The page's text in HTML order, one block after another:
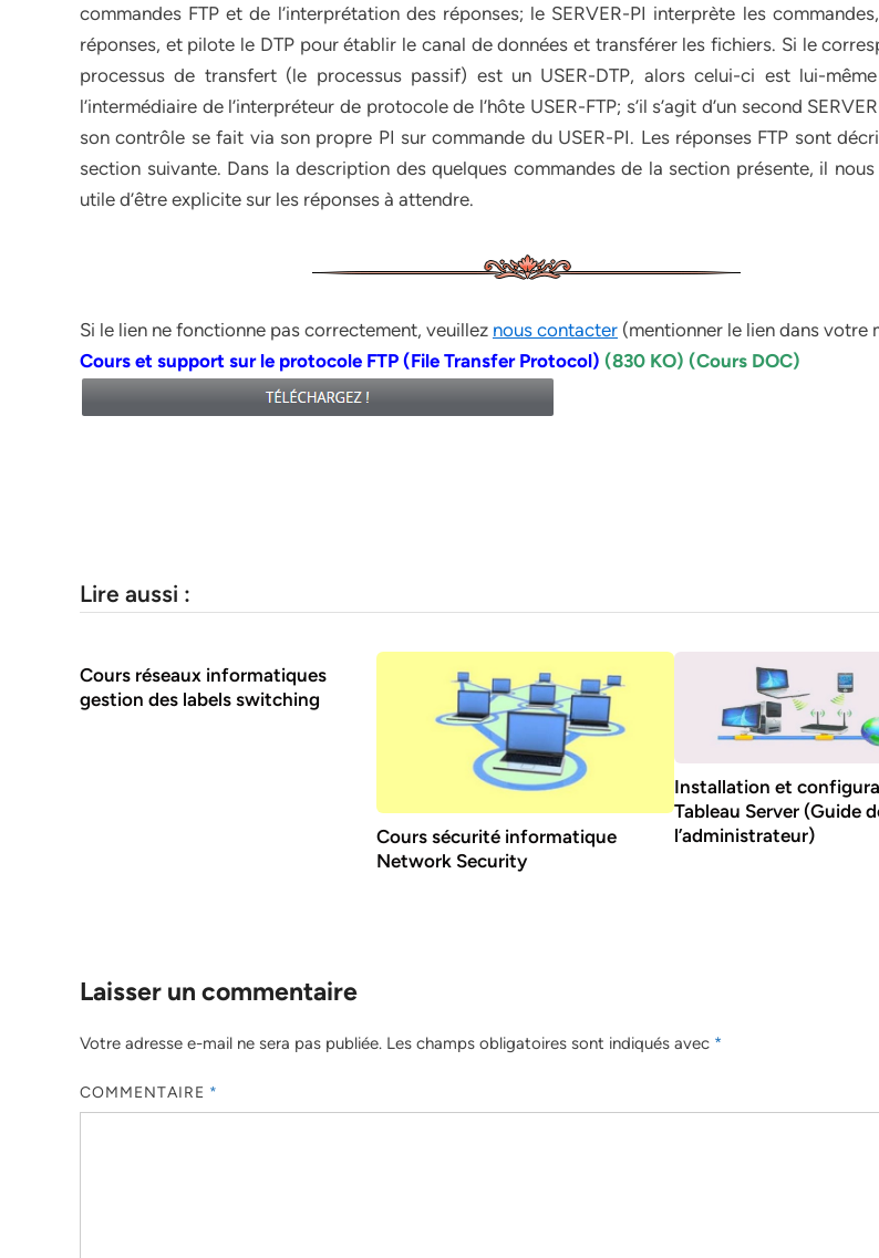
commandes FTP et de l’interprétation des réponses; le SERVER-PI interprète les
réponses, et pilote le DTP pour établir le canal de données et transférer les fichiers. Si le
processus de transfert (le processus passif) est un USER-DTP, alors celui-ci est lui-
l’intermédiaire de l’interpréteur de protocole de l’hôte USER-FTP; s’il s’agit d’un second
son contrôle se fait via son propre PI sur commande du USER-PI. Les réponses FTP sont
section suivante. Dans la description des quelques commandes de la section présente, il
utile d’être explicite sur les réponses à attendre.
Si le lien ne fonctionne pas correctement, veuillez nous contacter (mentionner le lien dans votre
Cours et support sur le protocole FTP (File Transfer Protocol) (830 KO) (Cours DOC)
Lire aussi :
Cours réseaux informatiques
gestion des labels switching
Cours sécurité informatique
Network Security
Installation et
Tableau Server (Guide
l’administrateur)
Laisser un commentaire
Votre adresse e-mail ne sera pas publiée. Les champs obligatoires sont indiqués avec *
COMMENTAIRE *